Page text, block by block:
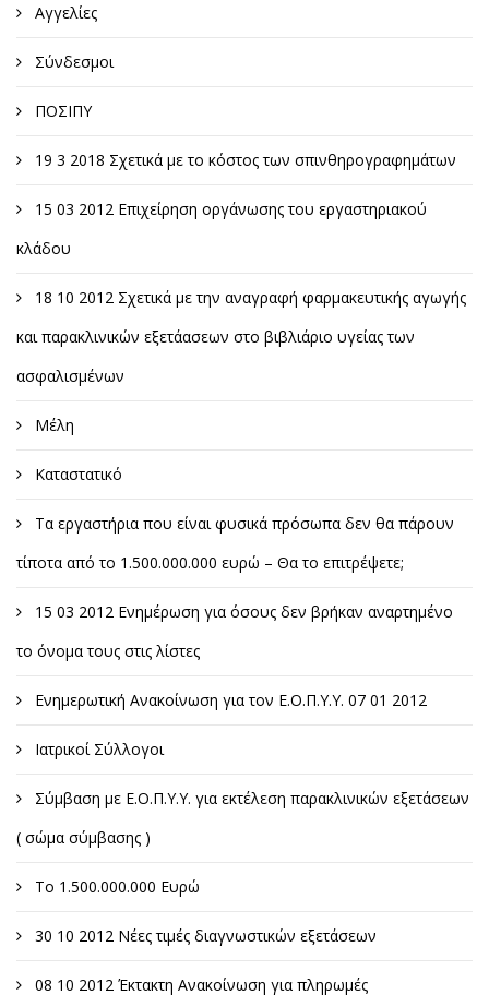
Αγγελίες
Σύνδεσμοι
ΠΟΣΙΠΥ
19 3 2018 Σχετικά με το κόστος των σπινθηρογραφημάτων
15 03 2012 Επιχείρηση οργάνωσης του εργαστηριακού
κλάδου
18 10 2012 Σχετικά με την αναγραφή φαρμακευτικής αγωγής
και παρακλινικών εξετάασεων στο βιβλιάριο υγείας των
ασφαλισμένων
Μέλη
Καταστατικό
Τα εργαστήρια που είναι φυσικά πρόσωπα δεν θα πάρουν
τίποτα από το 1.500.000.000 ευρώ – Θα το επιτρέψετε;
15 03 2012 Ενημέρωση για όσους δεν βρήκαν αναρτημένο
το όνομα τους στις λίστες
Ενημερωτική Ανακοίνωση για τον Ε.Ο.Π.Υ.Υ. 07 01 2012
Ιατρικοί Σύλλογοι
Σύμβαση με Ε.Ο.Π.Υ.Υ. για εκτέλεση παρακλινικών εξετάσεων
( σώμα σύμβασης )
Το 1.500.000.000 Ευρώ
30 10 2012 Νέες τιμές διαγνωστικών εξετάσεων
08 10 2012 Έκτακτη Ανακοίνωση για πληρωμές